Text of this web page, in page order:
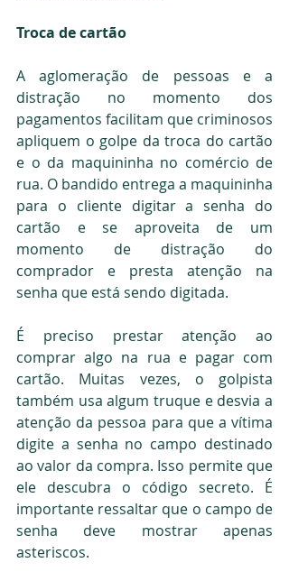
Troca de cartão
A aglomeração de pessoas e a
distração no momento dos
pagamentos facilitam que criminosos
apliquem o golpe da troca do cartão
e o da maquininha no comércio de
rua. O bandido entrega a maquininha
para o cliente digitar a senha do
cartão e se aproveita de um
momento de distração do
comprador e presta atenção na
senha que está sendo digitada.
É preciso prestar atenção ao
comprar algo na rua e pagar com
cartão. Muitas vezes, o golpista
também usa algum truque e desvia a
atenção da pessoa para que a vítima
digite a senha no campo destinado
ao valor da compra. Isso permite que
ele descubra o código secreto. É
importante ressaltar que o campo de
senha deve mostrar apenas
asteriscos.